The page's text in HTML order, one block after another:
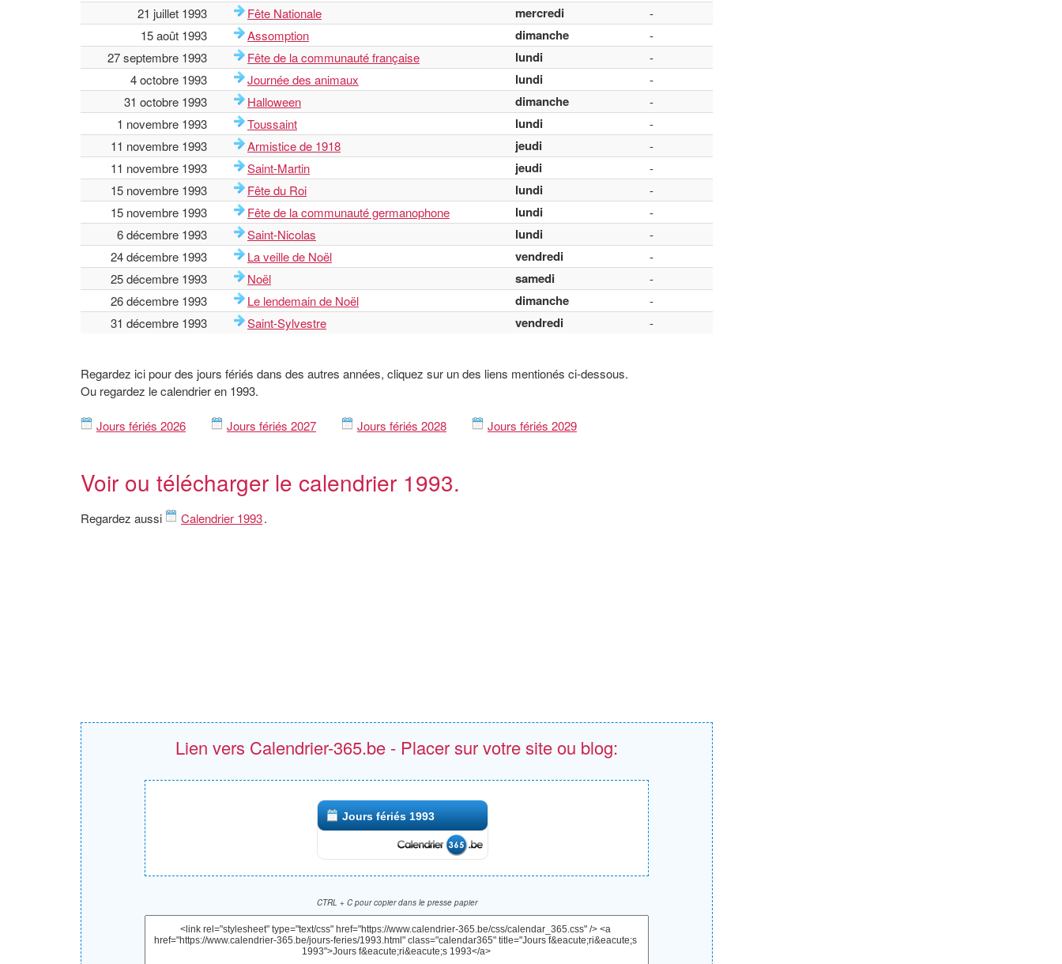
21 juillet 1993
Fête Nationale mercredi
-
15 août 1993
Assomption dimanche
-
27 septembre 1993
Fête de la communauté française lundi
-
4 octobre 1993
Journée des animaux lundi
-
31 octobre 1993
Halloween dimanche
-
1 novembre 1993
Toussaint lundi
-
11 novembre 1993
Armistice de 1918 jeudi
-
11 novembre 1993
Saint-Martin jeudi
-
15 novembre 1993
Fête du Roi lundi
-
15 novembre 1993
Fête de la communauté germanophone lundi
-
6 décembre 1993
Saint-Nicolas lundi
-
24 décembre 1993
La veille de Noël vendredi
-
25 décembre 1993
Noël samedi
-
26 décembre 1993
Le lendemain de Noël dimanche
-
31 décembre 1993
Saint-Sylvestre vendredi -
Regardez ici pour des jours fériés dans des autres années, cliquez sur un des liens mentionés ci-dessous.
Ou regardez le calendrier en 1993.
Jours fériés 2026 Jours fériés 2027 Jours fériés 2028 Jours fériés 2029
Voir ou télécharger le calendrier 1993.
Regardez aussi Calendrier 1993.
Lien vers Calendrier-365.be - Placer sur votre site ou blog:
Jours fériés 1993
CTRL + C pour copier dans le presse papier